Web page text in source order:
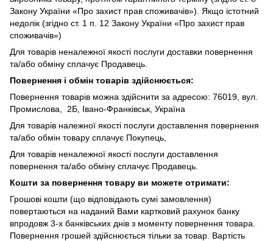
Закону України «Про захист прав споживачів»). Якщо істотний
недолік (згідно ст. 1 п. 12 Закону України «Про захист прав
споживачів»)
Для товарів неналежної якості послуги доставки повернення
та/або обміну сплачує Продавець.
Повернення і обмін товарів здійснюється:
Повернення товарів можна здійснити за адресою: 76019, вул.
Промислова, 2Б, Івано-Франківськ, Україна
Для товарів належної якості послуги доставлення повернення
та/або обмін товару сплачує Покупець,
Для товарів неналежної якості послуги доставлення
повернення та/або обміну сплачує Продавець.
Кошти за повернення товару ви можете отримати:
Грошові кошти (що відповідають сумі замовлення)
повертаються на наданий Вами картковий рахунок банку
впродовж 3-х банківських днів з моменту повернення товара.
Повернення грошей здійснюється тільки за товар. Вартість